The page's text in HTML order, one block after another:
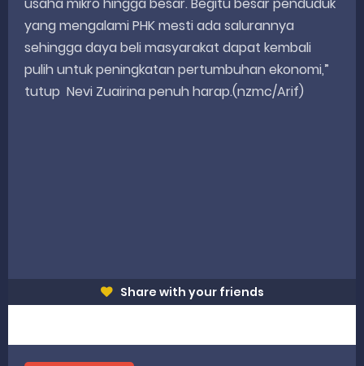
yang mengalami PHK mesti ada salurannya
sehingga daya beli masyarakat dapat kembali
pulih untuk peningkatan pertumbuhan ekonomi,”
tutup Nevi Zuairina penuh harap.(nzmc/Arif)
Share with your friends